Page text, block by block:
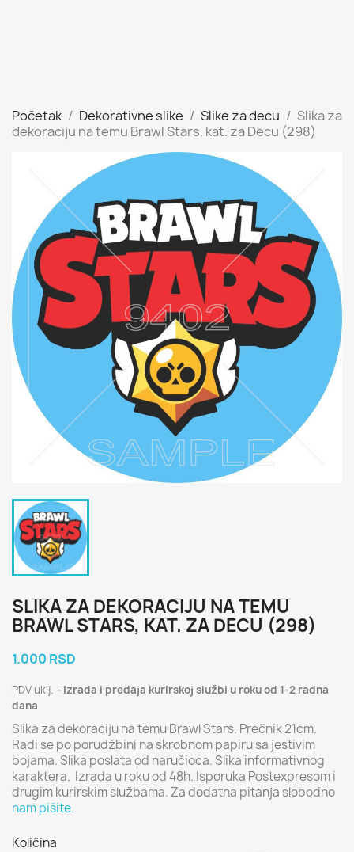
Početak Dekorativne slike Slike za decu
Slika za
dekoraciju na temu Brawl Stars, kat. za Decu (298)
SLIKA ZA DEKORACIJU NA TEMU
BRAWL STARS, KAT. ZA DECU (298)
1.000 RSD
PDV uklj.
Izrada i predaja kurirskoj službi u roku od 1-2 radna
dana
Slika za dekoraciju na temu Brawl Stars. Prečnik 21cm.
Radi se po porudžbini na skrobnom papiru sa jestivim
bojama. Slika poslata od naručioca. Slika informativnog
karaktera. Izrada u roku od 48h. Isporuka Postexpresom i
drugim kurirskim službama. Za dodatna pitanja slobodno
nam pišite.
Količina